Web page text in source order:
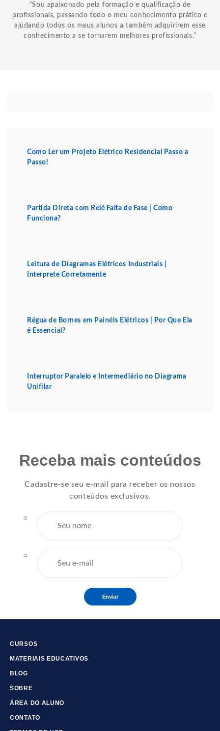
“Sou apaixonado pela formação e qualificação de
profissionais, passando todo o meu conhecimento prático e
ajudando todos os meus alunos a também adquirirem esse
conhecimento a se tornarem melhores profissionais.”
Como Ler um Projeto Elétrico Residencial Passo a
Passo!
Partida Direta com Relé Falta de Fase | Como
Funciona?
Leitura de Diagramas Elétricos Industriais |
Interprete Corretamente
Régua de Bornes em Painéis Elétricos | Por Que Ela
é Essencial?
Interruptor Paralelo e Intermediário no Diagrama
Unifilar
Receba mais conteúdos
Cadastre-se seu e-mail para receber os nossos
conteúdos exclusivos.
Enviar
CURSOS
MATERIAIS EDUCATIVOS
BLOG
SOBRE
ÁREA DO ALUNO
CONTATO